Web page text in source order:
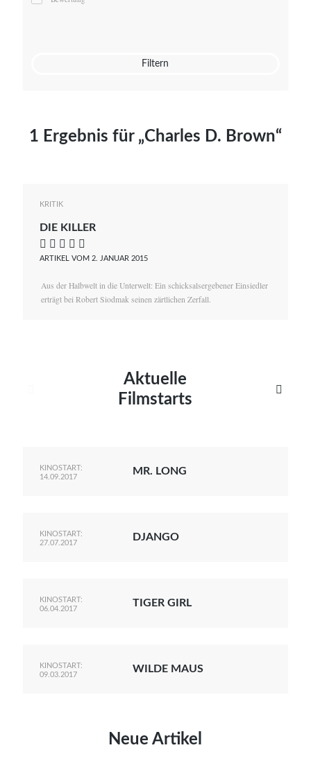
Mato von Vogelstein
Filtern
1 Ergebnis für „Charles D. Brown“
KRITIK
DIE KILLER
    
ARTIKEL VOM 2. JANUAR 2015
Aus der Halbwelt in die Unterwelt: Ein schicksalsergebener Einsiedler
erträgt bei Robert Siodmak seinen zärtlichen Zerfall.
Aktuelle
Filmstarts

KINOSTART:
14.09.2017
MR. LONG
KINOSTART:
27.07.2017
DJANGO
KINOSTART:
06.04.2017
TIGER GIRL
KINOSTART:
09.03.2017
WILDE MAUS
Neue Artikel